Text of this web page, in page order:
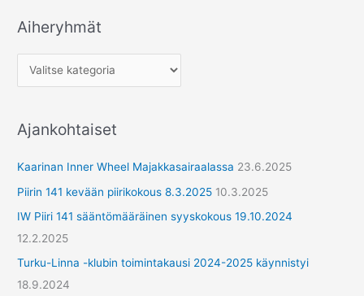
Aiheryhmät
A
e
y
t
Ajankohtaiset
Kaarinan Inner Wheel Majakkasairaalassa 23.6.2025
Piirin 141 kevään piirikokous 8.3.2025 10.3.2025
IW Piiri 141 sääntömääräinen syyskokous 19.10.2024
12.2.2025
Turku-Linna -klubin toimintakausi 2024-2025 käynnistyi
18.9.2024